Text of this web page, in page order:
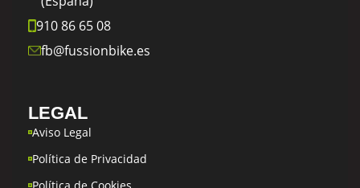
910 86 65 08
fb@fussionbike.es
LEGAL
Aviso Legal
Política de Privacidad
Política de Cookies